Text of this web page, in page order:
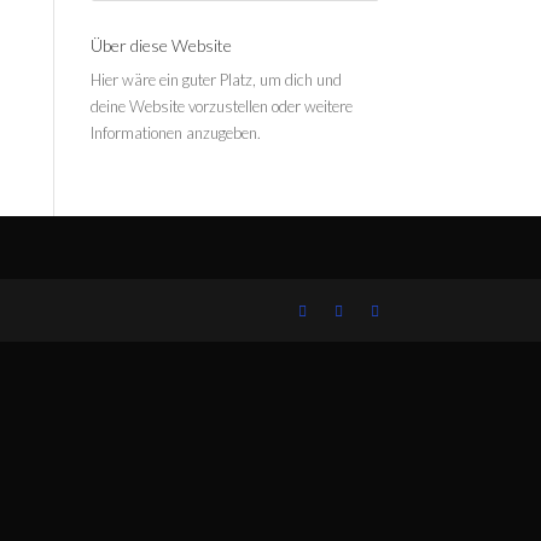
Über diese Website
Hier wäre ein guter Platz, um dich und
deine Website vorzustellen oder weitere
Informationen anzugeben.